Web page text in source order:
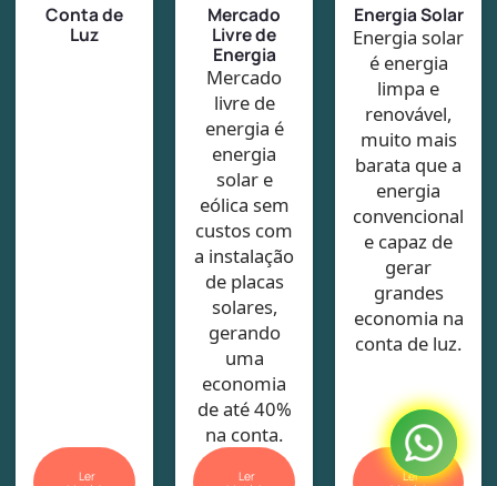
Conta de
Luz
Ler
Mercado
Livre de
Energia
Mercado
livre de
energia é
energia
solar e
eólica sem
custos com
a instalação
de placas
solares,
gerando
uma
economia
de até 40%
na conta.
Ler
Energia Solar
Energia solar
é energia
limpa e
renovável,
muito mais
barata que a
energia
convencional
e capaz de
gerar
grandes
economia na
conta de luz.
Ler